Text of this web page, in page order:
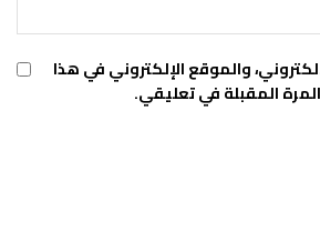
والموقع الإلكتروني في هذا
المقبلة في تعليقي.